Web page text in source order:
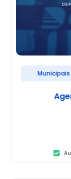
Municipais